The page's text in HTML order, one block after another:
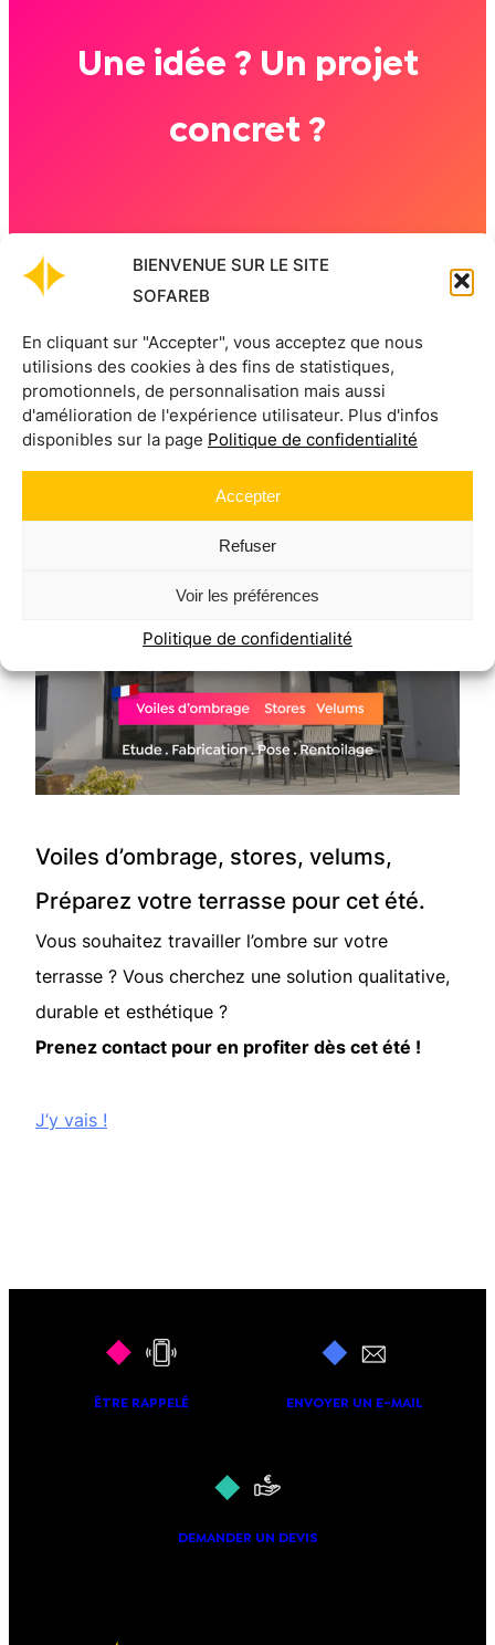
BIENVENUE SUR LE SITE
SOFAREB
En cliquant sur "Accepter", vous acceptez que nous
utilisions des cookies à des fins de statistiques,
promotionnels, de personnalisation mais aussi
d'amélioration de l'expérience utilisateur. Plus d'infos
disponibles sur la page Politique de confidentialité
Accepter
Refuser
Voir les préférences
Politique de confidentialité
Une idée ? Un projet
concret ?
Voiles d’ombrage, stores, velums,
Préparez votre terrasse pour cet été.
Vous souhaitez travailler l’ombre sur votre
terrasse ? Vous cherchez une solution qualitative,
durable et esthétique ?
Prenez contact pour en profiter dès cet été !
J’y vais !
ÊTRE RAPPELÉ ENVOYER UN E-MAIL
DEMANDER UN DEVIS